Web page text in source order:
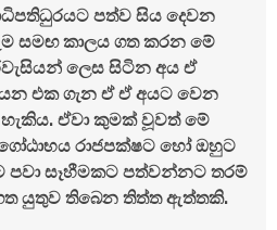
පත්ව සිය දෙවන
සමඟ කාලය ගත කරන මේ
ලෙස සිටින අය ඒ
එක ගැන ඒ ඒ අයට වෙන
ඒවා කුමක් වූවත් මේ
රාජපක්ෂට හෝ ඔහුට
සෑහීමකට පත්වන්නට තරම්
යුතුව තිබෙන තිත්ත ඇත්තකි.